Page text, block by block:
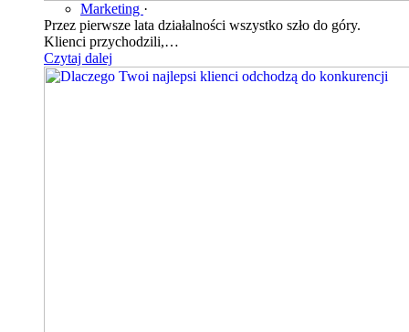
Marketing ·
Przez pierwsze lata działalności wszystko szło do góry.
Klienci przychodzili,…
Czytaj dalej